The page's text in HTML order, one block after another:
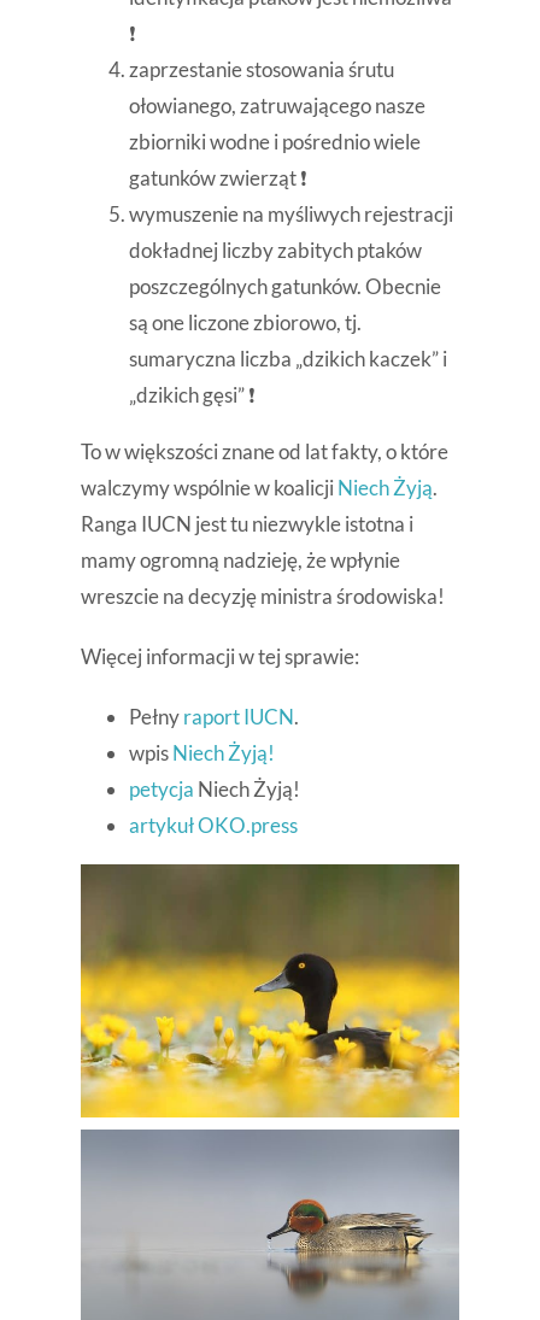
❗
zaprzestanie stosowania śrutu
ołowianego, zatruwającego nasze
zbiorniki wodne i pośrednio wiele
gatunków zwierząt ❗
wymuszenie na myśliwych rejestracji
dokładnej liczby zabitych ptaków
poszczególnych gatunków. Obecnie
są one liczone zbiorowo, tj.
sumaryczna liczba „dzikich kaczek” i
„dzikich gęsi” ❗
To w większości znane od lat fakty, o które
walczymy wspólnie w koalicji Niech Żyją.
Ranga IUCN jest tu niezwykle istotna i
mamy ogromną nadzieję, że wpłynie
wreszcie na decyzję ministra środowiska!
Więcej informacji w tej sprawie:
Pełnyraport IUCN.
wpisNiech Żyją!
petycja Niech Żyją!
artykuł OKO.press